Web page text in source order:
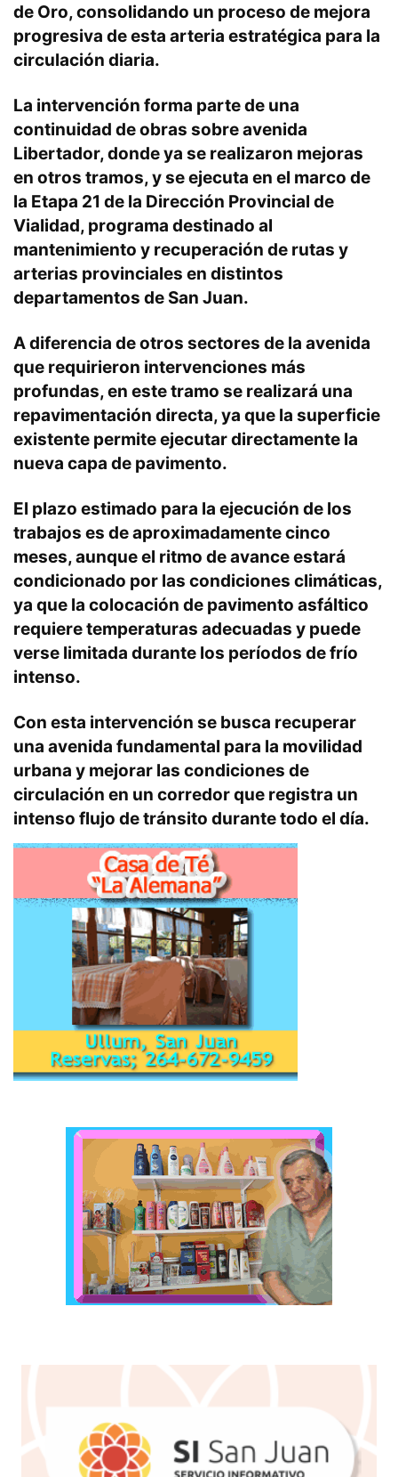
de Oro, consolidando un proceso de mejora
progresiva de esta arteria estratégica para la
circulación diaria.
La intervención forma parte de una
continuidad de obras sobre avenida
Libertador, donde ya se realizaron mejoras
en otros tramos, y se ejecuta en el marco de
la Etapa 21 de la Dirección Provincial de
Vialidad, programa destinado al
mantenimiento y recuperación de rutas y
arterias provinciales en distintos
departamentos de San Juan.
A diferencia de otros sectores de la avenida
que requirieron intervenciones más
profundas, en este tramo se realizará una
repavimentación directa, ya que la superficie
existente permite ejecutar directamente la
nueva capa de pavimento.
El plazo estimado para la ejecución de los
trabajos es de aproximadamente cinco
meses, aunque el ritmo de avance estará
condicionado por las condiciones climáticas,
ya que la colocación de pavimento asfáltico
requiere temperaturas adecuadas y puede
verse limitada durante los períodos de frío
intenso.
Con esta intervención se busca recuperar
una avenida fundamental para la movilidad
urbana y mejorar las condiciones de
circulación en un corredor que registra un
intenso flujo de tránsito durante todo el día.